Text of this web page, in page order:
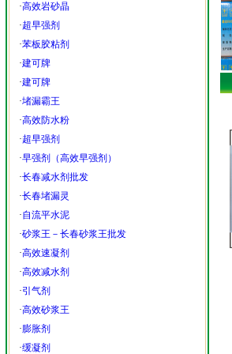
·高效岩砂晶
·超早强剂
·苯板胶粘剂
·建可牌
·建可牌
·堵漏霸王
·高效防水粉
·超早强剂
·早强剂（高效早强剂）
·长春减水剂批发
·长春堵漏灵
·自流平水泥
·砂浆王－长春砂浆王批发
·高效速凝剂
·高效减水剂
·引气剂
·高效砂浆王
·膨胀剂
·缓凝剂
高效堵漏剂－堵漏灵－堵漏